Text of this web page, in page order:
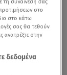
στο
στο κάτω
σας θα τεθούν
ανατρέξτε στην
δεδομένα